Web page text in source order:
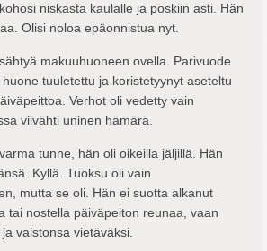
niskasta kaulalle ja poskiin asti. Hän
Olisi noloa epäonnistua nyt.
makuuhuoneen ovella. Parivuode
tuuletettu ja koristetyynyt aseteltu
Verhot oli vedetty vain
viivähti uninen hämärä.
tunne, hän oli oikeilla jäljillä. Hän
Kyllä. Tuoksu oli vain
mutta se oli. Hän ei suotta alkanut
tai nostella päiväpeiton reunaa, vaan
vaistonsa vietäväksi.